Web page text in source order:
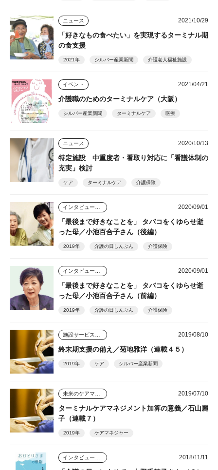
ニュース 2021/10/29
「好きなもの食べたい」を実現するターミナル期
の食支援
2021年 シルバー産業新聞 介護老人福祉施設
イベント 2021/04/21
介護職のためのターミナルケア（大阪）
シルバー産業新聞 ターミナルケア 医療
ニュース 2020/10/13
特定施設 中重度者・看取り対応に「看護体制の
充実」検討
ケア ターミナルケア 介護保険
2020/09/01
「最後まで好きなことを」 タバコをくゆらせ逝
った母／小池百合子さん（後編）
2019年 介護の日しんぶん 介護保険
2020/09/01
「最後まで好きなことを」 タバコをくゆらせ逝
った母／小池百合子さん（前編）
2019年 介護の日しんぶん 介護保険
2019/08/10
終末期支援の備え／菊地雅洋（連載４５）
2019年 ケア シルバー産業新聞
2019/07/10
ターミナルケアマネジメント加算の意義／石山麗
子（連載７）
2019年 ケアマネジャー
2018/11/11